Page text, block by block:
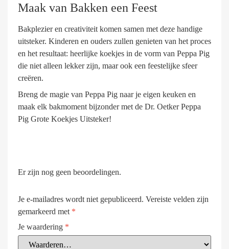
Maak van Bakken een Feest
Bakplezier en creativiteit komen samen met deze handige
uitsteker. Kinderen en ouders zullen genieten van het proces
en het resultaat: heerlijke koekjes in de vorm van Peppa Pig
die niet alleen lekker zijn, maar ook een feestelijke sfeer
creëren.
Breng de magie van Peppa Pig naar je eigen keuken en
maak elk bakmoment bijzonder met de Dr. Oetker Peppa
Pig Grote Koekjes Uitsteker!
Er zijn nog geen beoordelingen.
Je e-mailadres wordt niet gepubliceerd. Vereiste velden zijn
gemarkeerd met *
Je waardering *